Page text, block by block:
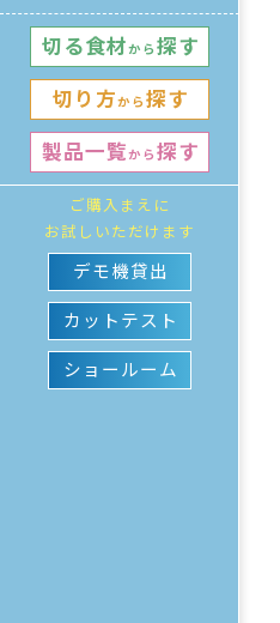
切る⾷材から 探す
切り⽅から探す
製品⼀覧から 探す
ご購⼊まえに
お試しいただけます
デモ機貸出
カットテスト
ショールーム